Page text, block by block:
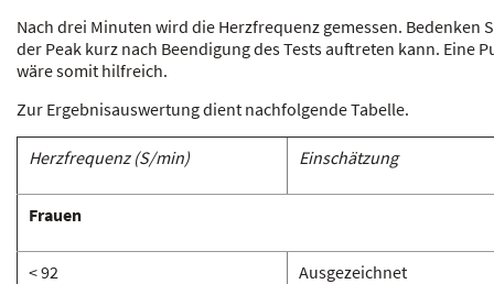
Nach drei Minuten wird die Herzfrequenz gemessen. Bedenken
der Peak kurz nach Beendigung des Tests auftreten kann. Eine
wäre somit hilfreich.
Zur Ergebnisauswertung dient nachfolgende Tabelle.
Herzfrequenz (S/min) Einschätzung
Frauen
< 92 Ausgezeichnet